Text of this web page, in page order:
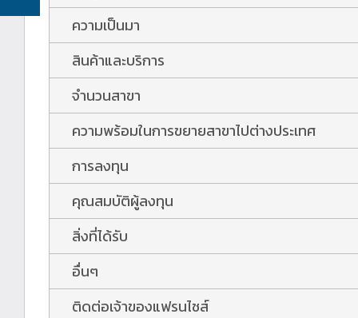
ความเป็นมา
สินค้าและบริการ
จำนวนสาขา
ความพร้อมในการขยายสาขาไปต่างประเทศ
การลงทุน
คุณสมบัติผู้ลงทุน
สิ่งที่ได้รับ
อื่นๆ
ติดต่อเจ้าของแฟรนไชส์